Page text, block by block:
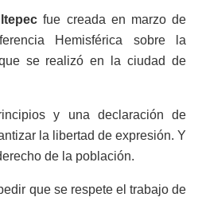
fue creada en marzo de
Hemisférica sobre la
se realizó en la ciudad de
y una declaración de
la libertad de expresión. Y
de la población.
que se respete el trabajo de